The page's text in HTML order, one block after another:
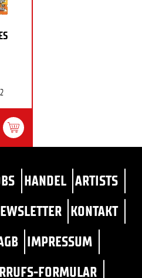
HANDEL ARTISTS
KONTAKT
IMPRESSUM
FORMULAR